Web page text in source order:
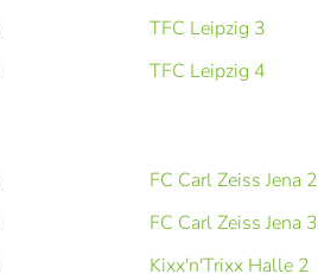
TFC Leipzig 3
TFC Leipzig 4
FC Carl Zeiss Jena 2
FC Carl Zeiss Jena 3
Kixx'n'Trixx Halle 2